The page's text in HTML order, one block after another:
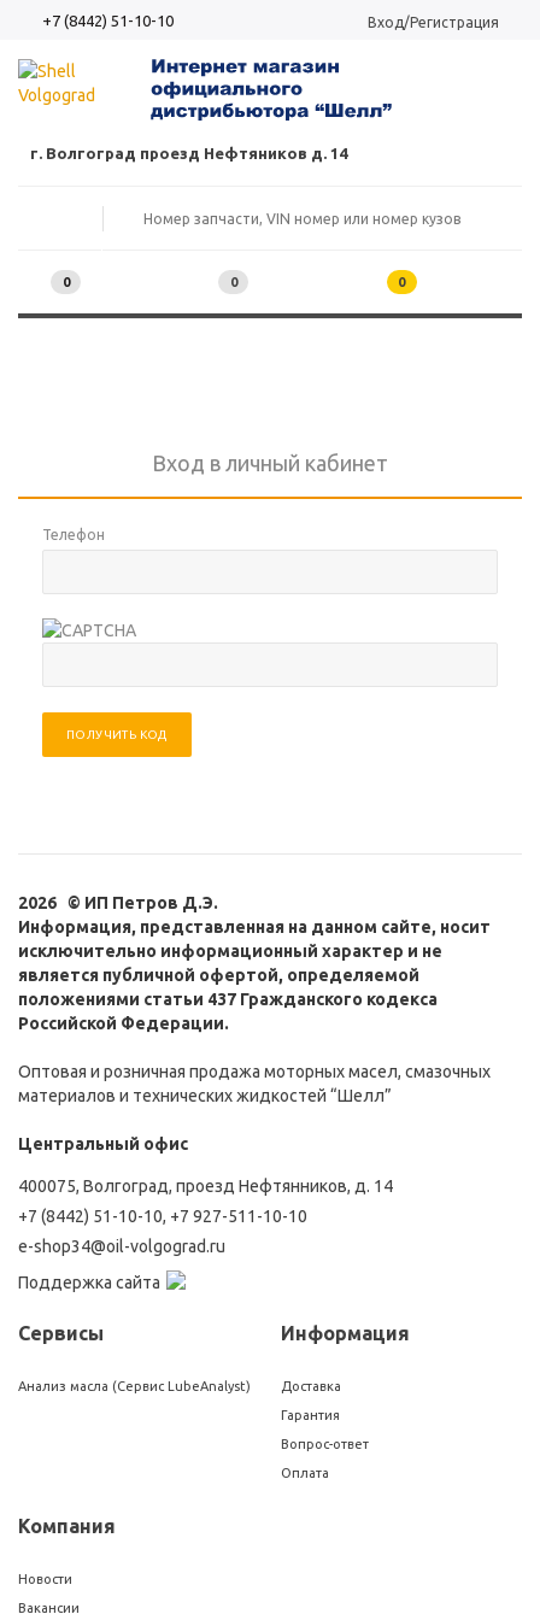
+7 (8442) 51-10-10 Вход/Регистрация
г. Волгоград проезд Нефтяников д. 14
0 0 0
Вход в личный кабинет
Телефон
ПОЛУЧИТЬ КОД
2026 © ИП Петров Д.Э.
Информация, представленная на данном сайте, носит
исключительно информационный характер и не
является публичной офертой, определяемой
положениями статьи 437 Гражданского кодекса
Российской Федерации.
Оптовая и розничная продажа моторных масел, смазочных
материалов и технических жидкостей “Шелл”
Центральный офис
400075, Волгоград, проезд Нефтянников, д. 14
+7 (8442) 51-10-10, +7 927-511-10-10
e-shop34@oil-volgograd.ru
Поддержка сайта
Сервисы
Анализ масла (Сервис LubeAnalyst)
Информация
Доставка
Гарантия
Вопрос-ответ
Оплата
Компания
Новости
Вакансии